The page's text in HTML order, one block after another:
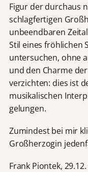
Figur der durchaus
schlagfertigen
unbeendbaren
Stil eines fröhlichen
untersuchen, ohne
und den Charme
verzichten: dies ist
musikalischen
gelungen.
Zumindest bei mir
Großherzogin
Frank Piontek,